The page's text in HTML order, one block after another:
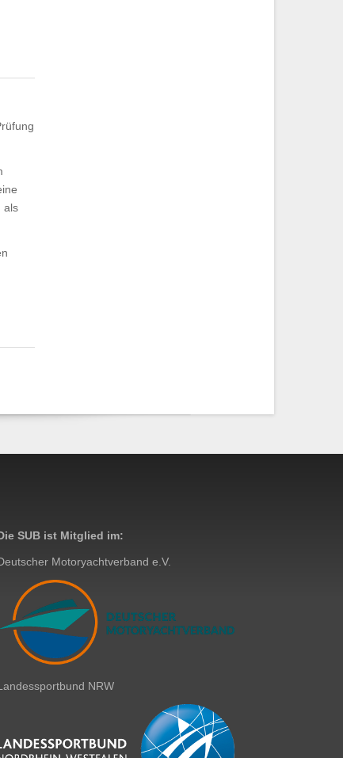
als
SUB ist Mitglied im:
Motoryachtverband e.V.
Landessportbund NRW